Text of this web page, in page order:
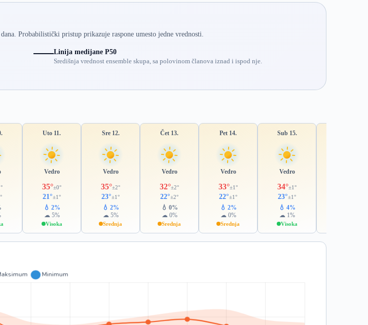
Probabilistički pristup prikazuje raspone umesto jedne vrednosti.
Linija medijane P50
Središnja vrednost ensemble skupa, sa polovinom članova iznad i ispod nje.
Uto 11.
Vedro
35°±0°
21°±1°
💧 2%
☁ 5%
Visoka
Sre 12.
Vedro
35°±2°
23°±1°
💧 2%
☁ 5%
Srednja
Čet 13.
Vedro
32°±2°
22°±2°
💧 0%
☁ 0%
Srednja
Pet 14.
Vedro
33°±1°
22°±1°
💧 2%
☁ 0%
Srednja
Sub 15.
Vedro
34°±1°
23°±1°
💧 4%
☁ 1%
Visoka